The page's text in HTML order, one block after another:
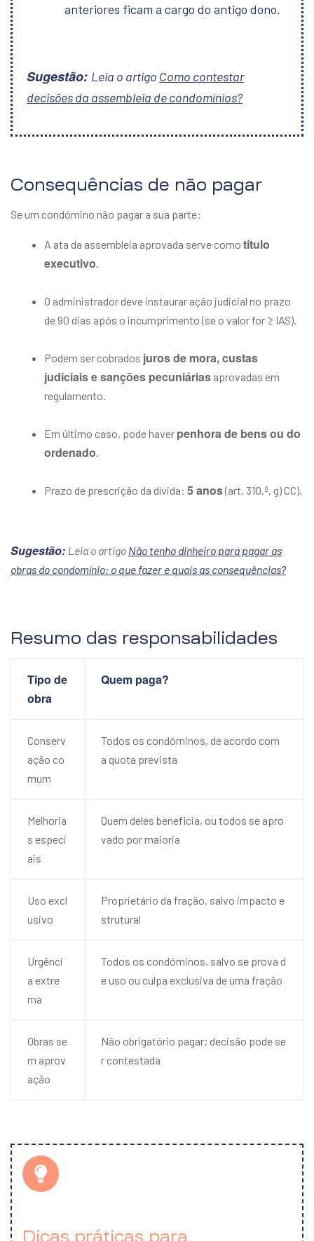
anteriores ficam a cargo do antigo dono.
Sugestão: Leia o artigo Como contestar
decisões da assembleia de condomínios?
Consequências de não pagar
Se um condómino não pagar a sua parte:
A ata da assembleia aprovada serve como título
executivo
O administrador deve instaurar ação judicial no prazo
de 90 dias após o incumprimento (se o valor for ≥ IAS).
Podem ser cobrados juros de mora, custas
judiciais e sanções pecuniárias aprovadas em
regulamento.
Em último caso, pode haver penhora de bens ou do
ordenado
Prazo de prescrição da dívida: 5 anos(art. 310.º, g) CC).
Sugestão: Leia o artigo Não tenho dinheiro para pagar as
obras do condomínio: o que fazer e quais as consequências?
Resumo das responsabilidades
Tipo de
obra
Quem paga?
Conserv
ação co
mum
Todos os condóminos, de acordo com
a quota prevista
Melhoria
s especi
ais
Quem deles beneficia, ou todos se apro
vado por maioria
Uso excl
usivo
Proprietário da fração, salvo impacto e
strutural
Urgênci
a extre
ma
Todos os condóminos, salvo se prova d
e uso ou culpa exclusiva de uma fração
Obras se
m aprov
ação
Não obrigatório pagar; decisão pode se
r contestada